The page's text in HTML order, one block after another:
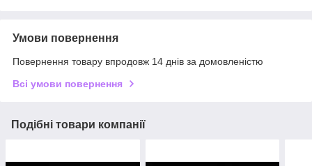
Умови повернення
Повернення товару впродовж 14 днів за домовленістю
Всі умови повернення
Подібні товари компанії